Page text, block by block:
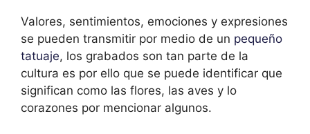
Valores, sentimientos, emociones y expresiones
se pueden transmitir por medio de un pequeño
tatuaje, los grabados son tan parte de la
cultura es por ello que se puede identificar que
significan como las flores, las aves y lo
corazones por mencionar algunos.